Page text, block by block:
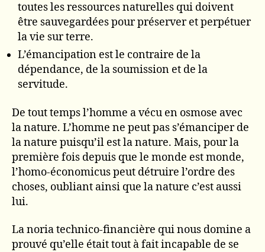
toutes les ressources naturelles qui doivent
être sauvegardées pour préserver et perpétuer
la vie sur terre.
L’émancipation est le contraire de la
dépendance, de la soumission et de la
servitude.
De tout temps l’homme a vécu en osmose avec
la nature. L’homme ne peut pas s’émanciper de
la nature puisqu’il est la nature. Mais, pour la
première fois depuis que le monde est monde,
l’homo-économicus peut détruire l’ordre des
choses, oubliant ainsi que la nature c’est aussi
lui.
La noria technico-financière qui nous domine a
prouvé qu’elle était tout à fait incapable de se